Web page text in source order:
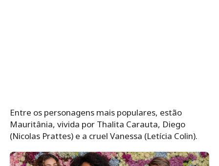
Entre os personagens mais populares, estão
Mauritânia, vivida por Thalita Carauta, Diego
(Nicolas Prattes) e a cruel Vanessa (Letícia Colin).